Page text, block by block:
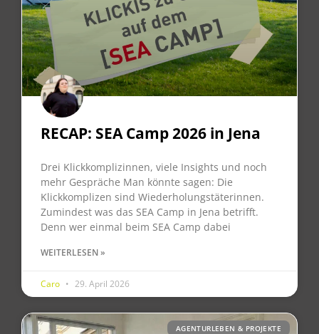
RECAP: SEA Camp 2026 in Jena
Drei Klickkomplizinnen, viele Insights und noch
mehr Gespräche Man könnte sagen: Die
Klickkomplizen sind Wiederholungstäterinnen.
Zumindest was das SEA Camp in Jena betrifft.
Denn wer einmal beim SEA Camp dabei
WEITERLESEN »
Caro 29. April 2026
AGENTURLEBEN & PROJEKTE